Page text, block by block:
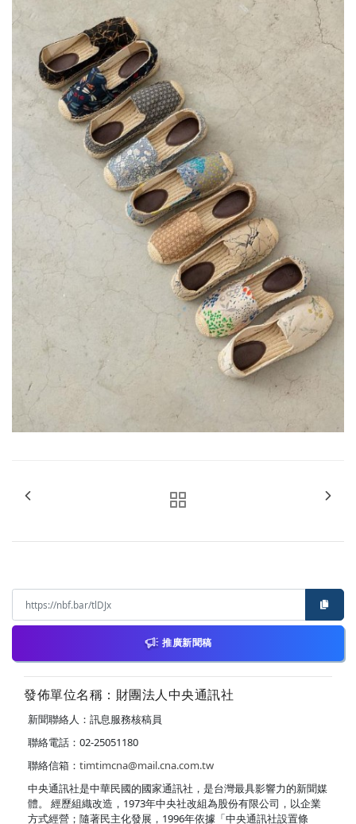
推廣新聞稿
發佈單位名稱：財團法人中央通訊社
新聞聯絡人：訊息服務核稿員
聯絡電話：02-25051180
聯絡信箱： timtimcna@mail.cna.com.tw
中央通訊社是中華民國的國家通訊社，是台灣最具影響力的新聞媒
體。 經歷組織改造，1973年中央社改組為股份有限公司，以企業
方式經營；隨著民主化發展，1996年依據「中央通訊社設置條